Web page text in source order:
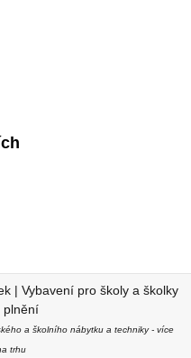
| Vybavení pro školy a školky
plnění
a školního nábytku a techniky - více
trhu